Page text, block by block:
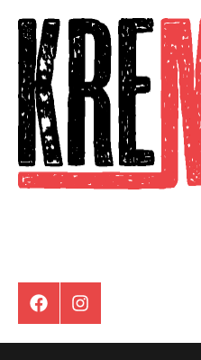
contenu
FacebookInstagram